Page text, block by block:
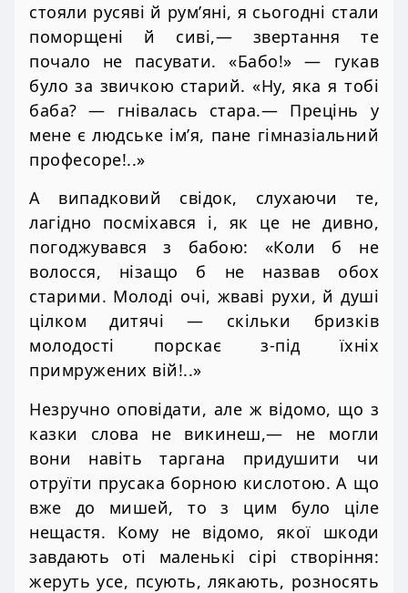
стояли русяві й рум’яні, я сьогодні стали
поморщені й сиві,— звертання те
почало не пасувати. «Бабо!» — гукав
було за звичкою старий. «Ну, яка я тобі
баба? — гнівалась стара.— Прецінь у
мене є людське ім’я, пане гімназіальний
професоре!..»
А випадковий свідок, слухаючи те,
лагідно посміхався і, як це не дивно,
погоджувався з бабою: «Коли б не
волосся, нізащо б не назвав обох
старими. Молоді очі, жваві рухи, й душі
цілком дитячі — скільки бризків
молодості порскає з-під їхніх
примружених вій!..»
Незручно оповідати, але ж відомо, що з
казки слова не викинеш,— не могли
вони навіть таргана придушити чи
отруїти прусака борною кислотою. А що
вже до мишей, то з цим було ціле
нещастя. Кому не відомо, якої шкоди
завдають оті маленькі сірі створіння:
жеруть усе, псують, лякають, розносять